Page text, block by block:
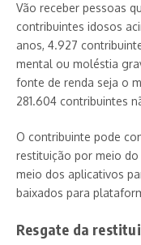
Vão receber pessoas
contribuintes idosos
anos, 4.927
mental ou moléstia
fonte de renda seja o
281.604 contribuintes
O contribuinte pode
restituição por meio
meio dos aplicativos
baixados para
Resgate da